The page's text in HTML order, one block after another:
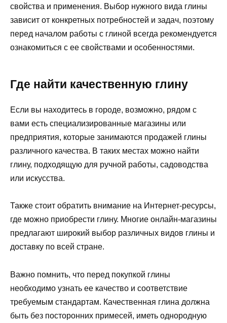
свойства и применения. Выбор нужного вида глины
зависит от конкретных потребностей и задач, поэтому
перед началом работы с глиной всегда рекомендуется
ознакомиться с ее свойствами и особенностями.
Где найти качественную глину
Если вы находитесь в городе, возможно, рядом с
вами есть специализированные магазины или
предприятия, которые занимаются продажей глины
различного качества. В таких местах можно найти
глину, подходящую для ручной работы, садоводства
или искусства.
Также стоит обратить внимание на Интернет-ресурсы,
где можно приобрести глину. Многие онлайн-магазины
предлагают широкий выбор различных видов глины и
доставку по всей стране.
Важно помнить, что перед покупкой глины
необходимо узнать ее качество и соответствие
требуемым стандартам. Качественная глина должна
быть без посторонних примесей, иметь однородную